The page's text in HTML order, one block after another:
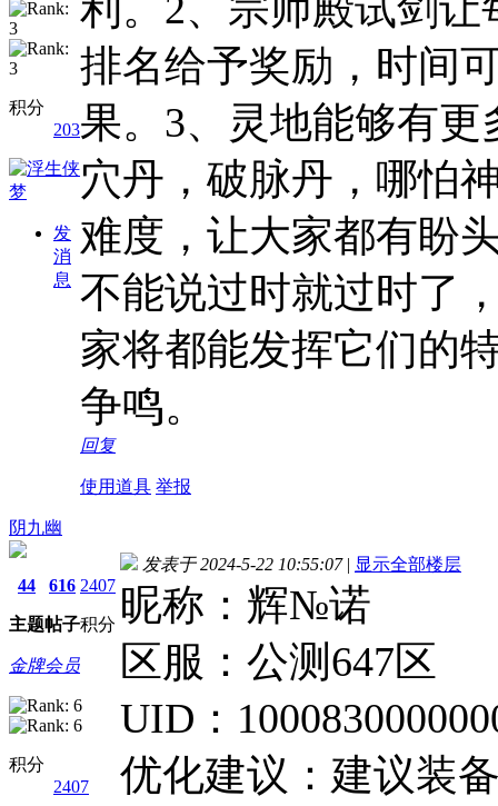
积分
203
发
消
息
排名给予奖励，时间
果。3、灵地能够有
穴丹，破脉丹，哪怕
难度，让大家都有盼
不能说过时就过时了
家将都能发挥它们的
争鸣。
回复
使用道具 举报
阴九幽
44
主题
616
帖子
2407
积分
金牌会员
积分
2407
发表于 2024-5-22 10:55:07 | 显示全部楼层
昵称：辉№诺
区服：公测647区
UID：
优化建议：建议装